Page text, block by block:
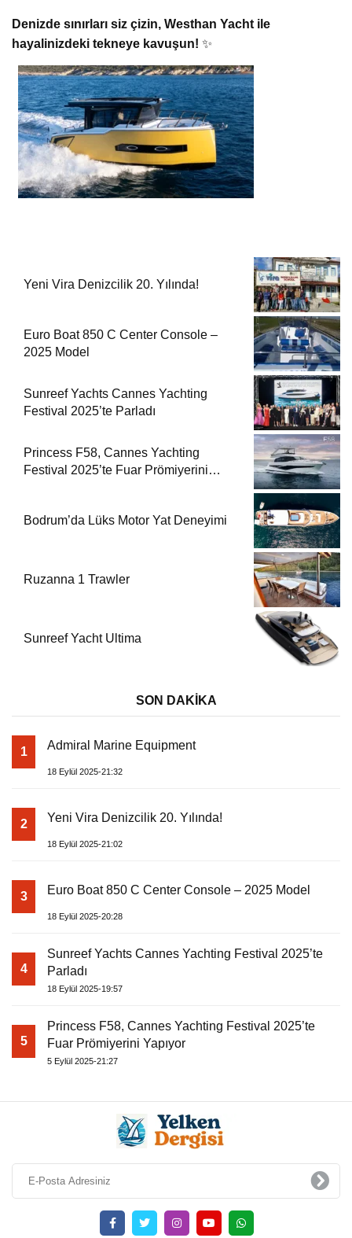
Denizde sınırları siz çizin, Westhan Yacht ile
hayalinizdeki tekneye kavuşun! ✨
Yeni Vira Denizcilik 20. Yılında!
Euro Boat 850 C Center Console –
2025 Model
Sunreef Yachts Cannes Yachting
Festival 2025’te Parladı
Princess F58, Cannes Yachting
Festival 2025’te Fuar Prömiyerini
Bodrum’da Lüks Motor Yat Deneyimi
Ruzanna 1 Trawler
Sunreef Yacht Ultima
SON DAKİKA
1 Admiral Marine Equipment
18 Eylül 2025-21:32
2 Yeni Vira Denizcilik 20. Yılında!
18 Eylül 2025-21:02
3 Euro Boat 850 C Center Console – 2025 Model
18 Eylül 2025-20:28
4
Sunreef Yachts Cannes Yachting Festival 2025’te
Parladı
18 Eylül 2025-19:57
5
Princess F58, Cannes Yachting Festival 2025’te
Fuar Prömiyerini Yapıyor
5 Eylül 2025-21:27